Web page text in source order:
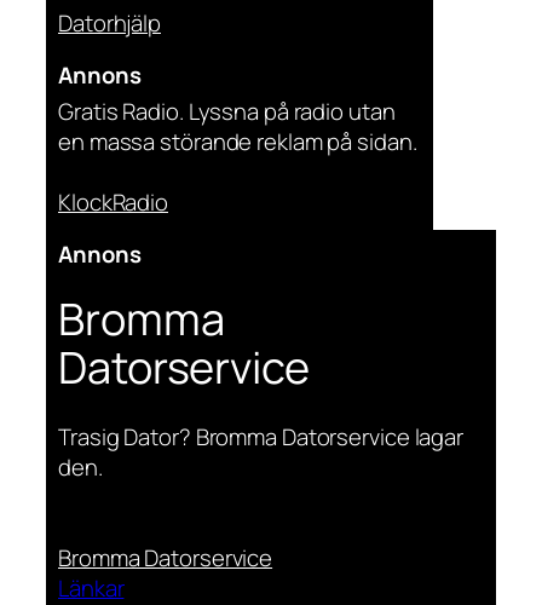
Datorhjälp
Annons
Gratis Radio. Lyssna på radio utan
en massa störande reklam på sidan.
KlockRadio
Annons
Bromma
Datorservice
Trasig Dator? Bromma Datorservice lagar
den.
Bromma Datorservice
Länkar